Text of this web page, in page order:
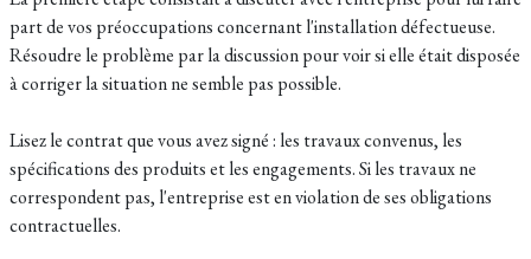
part de vos préoccupations concernant l'installation défectueuse.
Résoudre le problème par la discussion pour voir si elle était disposée
à corriger la situation ne semble pas possible.
Lisez le contrat que vous avez signé : les travaux convenus, les
spécifications des produits et les engagements. Si les travaux ne
correspondent pas, l'entreprise est en violation de ses obligations
contractuelles.